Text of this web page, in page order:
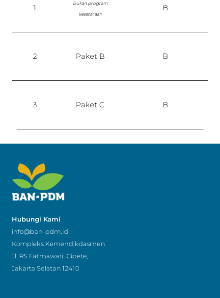
1
Bukan program
kesetaraan
B
2 Paket B B
3 Paket C B
Hubungi Kami
info@ban-pdm.id
Kompleks Kemendikdasmen
Jl. RS Fatmawati, Cipete,
Jakarta Selatan 12410